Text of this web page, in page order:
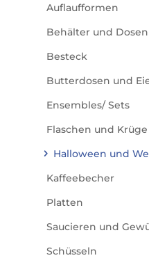
Auflaufformen
Behälter und Dosen
Besteck
Butterdosen und
Ensembles/ Sets
Flaschen und Krüge
Halloween und
Kaffeebecher
Platten
Saucieren und
Schüsseln